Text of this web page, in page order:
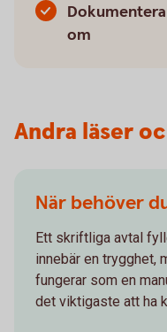
om
Andra läser
När behöver
Ett skriftliga avtal
innebär en trygghet,
fungerar som en
det viktigaste att ha